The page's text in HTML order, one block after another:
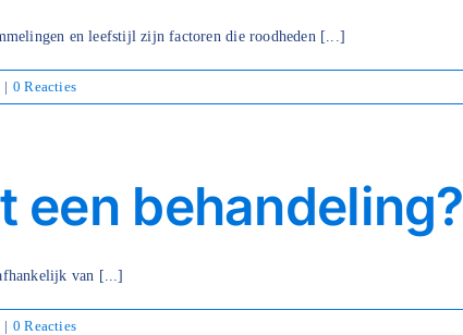
en leefstijl zijn factoren die roodheden [...]
| 0 Reacties
een behandeling?
van [...]
| 0 Reacties